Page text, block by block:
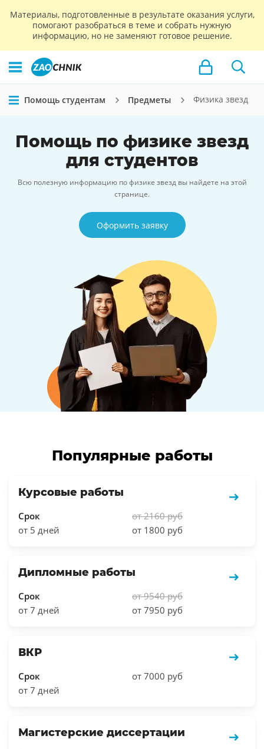
Материалы, подготовленные в результате оказания услуги,
помогают разобраться в теме и собрать нужную
информацию, но не заменяют готовое решение.
Помощь студентам Предметы Физика звезд
Помощь по физике звезд
для студентов
Всю полезную информацию по физике звезд вы найдете на этой
странице.
Оформить заявку
Популярные работы
Курсовые работы
Срок
от 5 дней
от 2160 руб
от 1800 руб
Дипломные работы
Срок
от 7 дней
от 9540 руб
от 7950 руб
ВКР
Срок
от 7 дней
от 7000 руб
Магистерские диссертации